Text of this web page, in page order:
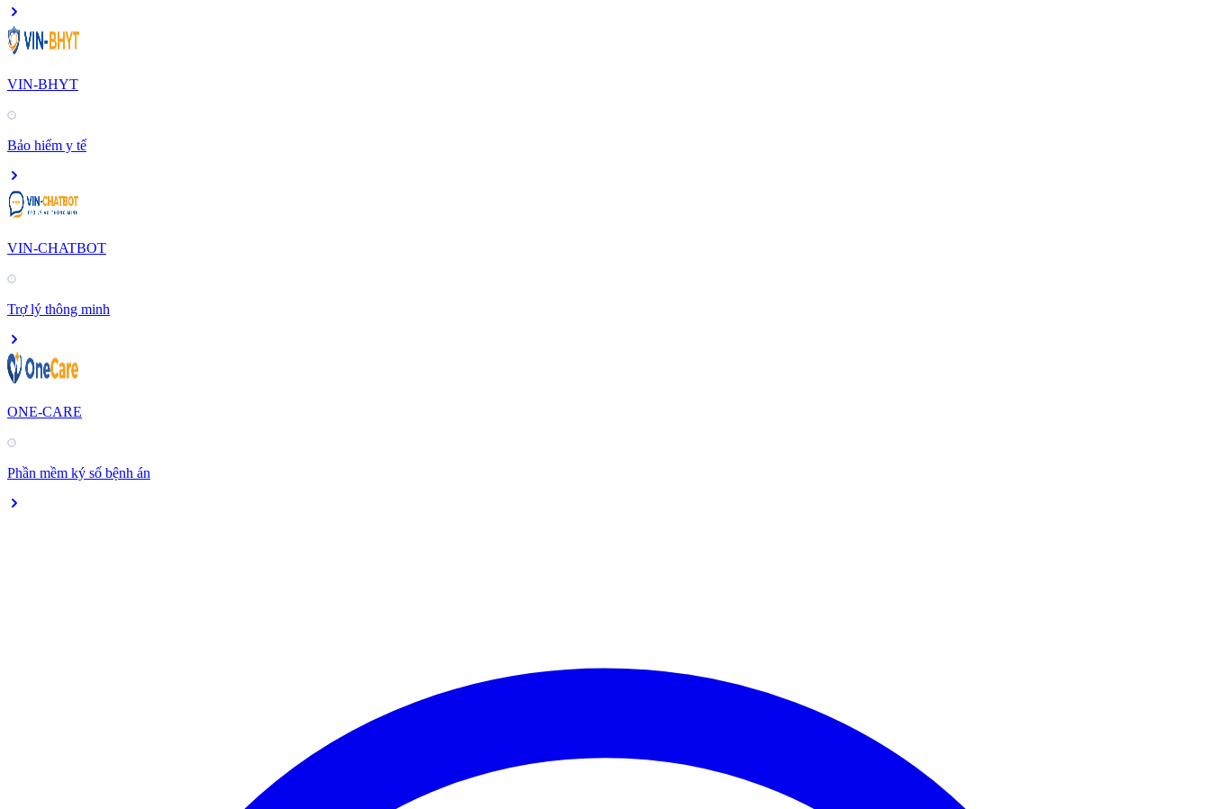
VIN-BHYT
Bảo hiểm y tế
VIN-CHATBOT
Trợ lý thông minh
ONE-CARE
Phần mềm ký số bệnh án